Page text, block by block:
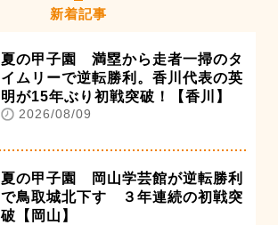
新着記事
夏の甲子園 満塁から走者一掃のタ
イムリーで逆転勝利。香川代表の英
明が15年ぶり初戦突破！【香川】
2026/08/09
夏の甲子園 岡山学芸館が逆転勝利
で鳥取城北下す ３年連続の初戦突
破【岡山】